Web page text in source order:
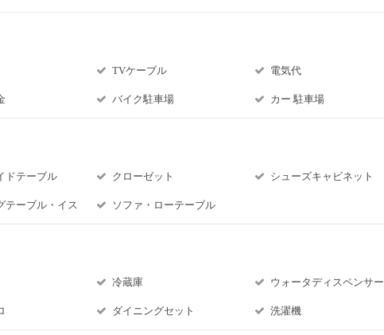
TVケーブル 電気代
バイク駐車場 カー 駐車場
ドテーブル クローゼット シューズキャビネット
テーブル・イス ソファ・ローテーブル
冷蔵庫 ウォータディスペンサー
ダイニングセット 洗濯機